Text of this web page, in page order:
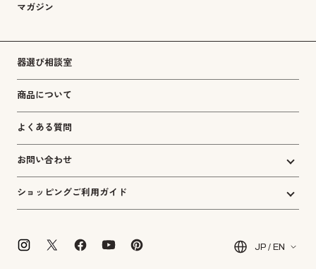
マガジン
器選び相談室
商品について
よくある質問
お問い合わせ
ショッピングご利用ガイド
JP / EN